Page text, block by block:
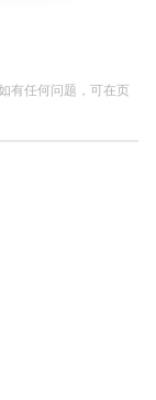
有任何问题，可在页